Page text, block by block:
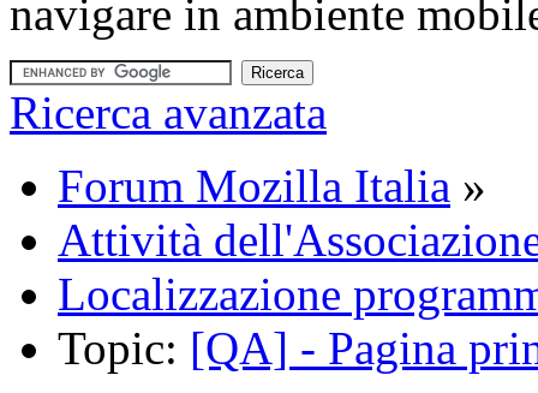
navigare in ambiente
Ricerca avanzata
Forum Mozilla Italia »
Attività
Localizzazione
Topic: [QA] - Pagina